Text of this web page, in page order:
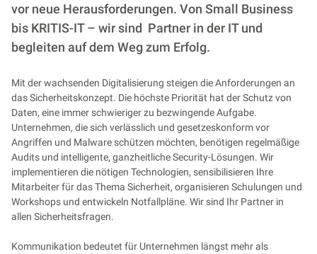
vor neue Herausforderungen. Von Small Business
bis KRITIS-IT – wir sind Partner in der IT und
begleiten auf dem Weg zum Erfolg.
Mit der wachsenden Digitalisierung steigen die Anforderungen an
das Sicherheitskonzept. Die höchste Priorität hat der Schutz von
Daten, eine immer schwieriger zu bezwingende Aufgabe.
Unternehmen, die sich verlässlich und gesetzeskonform vor
Angriffen und Malware schützen möchten, benötigen regelmäßige
Audits und intelligente, ganzheitliche Security-Lösungen. Wir
implementieren die nötigen Technologien, sensibilisieren Ihre
Mitarbeiter für das Thema Sicherheit, organisieren Schulungen und
Workshops und entwickeln Notfallpläne. Wir sind Ihr Partner in
allen Sicherheitsfragen.
Kommunikation bedeutet für Unternehmen längst mehr als